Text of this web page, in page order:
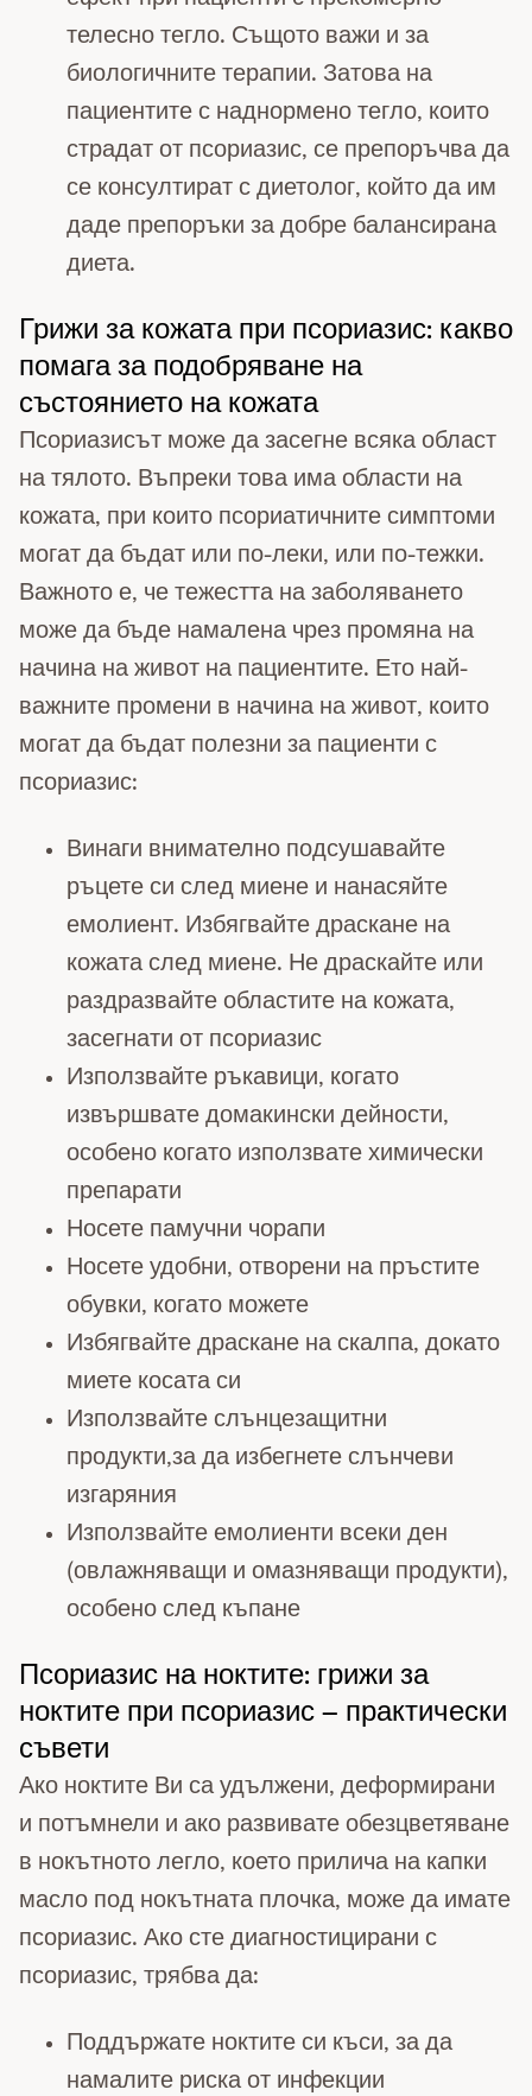
телесно тегло. Същото важи и за
биологичните терапии. Затова на
пациентите с наднормено тегло, които
страдат от псориазис, се препоръчва да
се консултират с диетолог, който да им
даде препоръки за добре балансирана
диета.
Грижи за кожата при псориазис: какво
помага за подобряване на
състоянието на кожата
Псориазисът може да засегне всяка област
на тялото. Въпреки това има области на
кожата, при които псориатичните симптоми
могат да бъдат или по-леки, или по-тежки.
Важното е, че тежестта на заболяването
може да бъде намалена чрез промяна на
начина на живот на пациентите. Ето най-
важните промени в начина на живот, които
могат да бъдат полезни за пациенти с
псориазис:
Винаги внимателно подсушавайте
ръцете си след миене и нанасяйте
емолиент. Избягвайте драскане на
кожата след миене. Не драскайте или
раздразвайте областите на кожата,
засегнати от псориазис
Използвайте ръкавици, когато
извършвате домакински дейности,
особено когато използвате химически
препарати
Носете памучни чорапи
Носете удобни, отворени на пръстите
обувки, когато можете
Избягвайте драскане на скалпа, докато
миете косата си
Използвайте слънцезащитни
продукти,за да избегнете слънчеви
изгаряния
Използвайте емолиенти всеки ден
(овлажняващи и омазняващи продукти),
особено след къпане
Псориазис на ноктите: грижи за
ноктите при псориазис – практически
съвети
Ако ноктите Ви са удължени, деформирани
и потъмнели и ако развивате обезцветяване
в нокътното легло, което прилича на капки
масло под нокътната плочка, може да имате
псориазис. Ако сте диагностицирани с
псориазис, трябва да:
Поддържате ноктите си къси, за да
намалите риска от инфекции